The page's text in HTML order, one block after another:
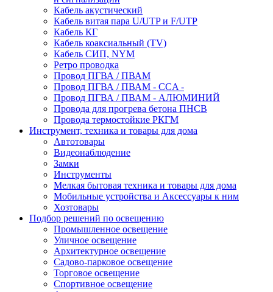
Кабель акустический
Кабель витая пара U/UTP и F/UTP
Кабель КГ
Кабель коаксиальный (TV)
Кабель СИП, NYM
Ретро проводка
Провод ПГВА / ПВАМ
Провод ПГВА / ПВАМ - CCA -
Провод ПГВА / ПВАМ - АЛЮМИНИЙ
Провода для прогрева бетона ПНСВ
Провода термостойкие РКГМ
Инструмент, техника и товары для дома
Автотовары
Видеонаблюдение
Замки
Инструменты
Мелкая бытовая техника и товары для дома
Мобильные устройства и Аксессуары к ним
Хозтовары
Подбор решений по освещению
Промышленное освещение
Уличное освещение
Архитектурное освещение
Садово-парковое освещение
Торговое освещение
Спортивное освещение